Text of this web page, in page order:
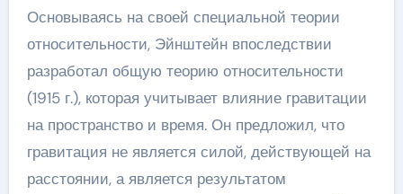
Основываясь на своей специальной теории
относительности, Эйнштейн впоследствии
разработал общую теорию относительности
(1915 г.), которая учитывает влияние гравитации
на пространство и время. Он предложил, что
гравитация не является силой, действующей на
расстоянии, а является результатом